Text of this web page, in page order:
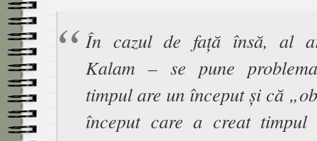
În cazul de față însă, al
Kalam – se pune
timpul are un început și că
început care a creat timpul